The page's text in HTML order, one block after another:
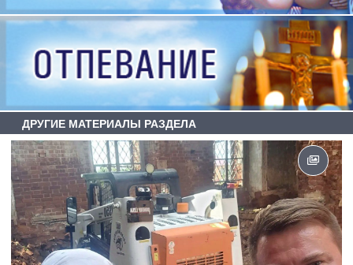
ДРУГИЕ МАТЕРИАЛЫ РАЗДЕЛА